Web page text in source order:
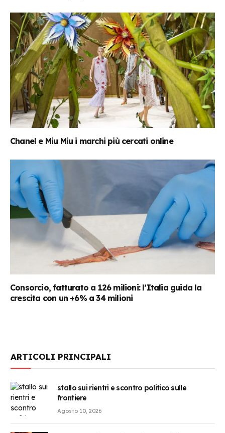
Chanel e Miu Miu i marchi più cercati online
Consorcio, fatturato a 126 milioni: l’Italia guida la
crescita con un +6% a 34 milioni
ARTICOLI PRINCIPALI
stallo sui rientri e scontro politico sulle
frontiere
Agosto 10, 2026